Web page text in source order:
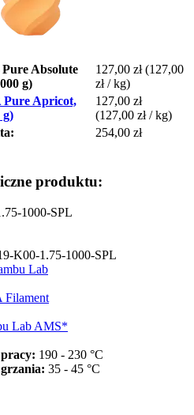
Absolute
g)
127,00 zł (127,00
zł / kg)
Pure Apricot,
g)
127,00 zł
(127,00 zł / kg)
254,00 zł
produktu:
1000-SPL
K00-1.75-1000-SPL
Lab
Filament
Lab AMS*
190 - 230 °C
35 - 45 °C